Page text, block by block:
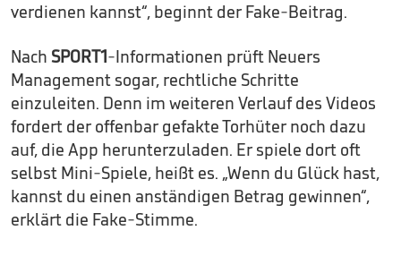
verdienen kannst“, beginnt der Fake-Beitrag.
Nach SPORT1-Informationen prüft Neuers
Management sogar, rechtliche Schritte
einzuleiten. Denn im weiteren Verlauf des Videos
fordert der offenbar gefakte Torhüter noch dazu
auf, die App herunterzuladen. Er spiele dort oft
selbst Mini-Spiele, heißt es. „Wenn du Glück hast,
kannst du einen anständigen Betrag gewinnen“,
erklärt die Fake-Stimme.